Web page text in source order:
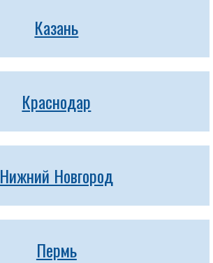
Казань
Краснодар
Нижний Новгород
Пермь